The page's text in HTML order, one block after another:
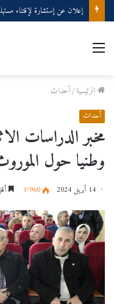
إعلان عن إستشارة لإقتناء عتاد
القائمة
الرئيسية/أحداث
أحداث
مخبر الدراسات
وطنيا حول
14 أبريل 2024 1٬960